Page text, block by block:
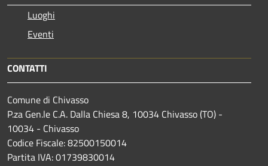
Luoghi
Eventi
CONTATTI
Comune di Chivasso
P.za Gen.le C.A. Dalla Chiesa 8, 10034 Chivasso (TO) -
10034 - Chivasso
Codice Fiscale: 82500150014
Partita IVA: 01739830014